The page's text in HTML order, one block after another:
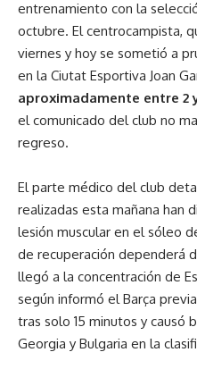
entrenamiento con la
octubre. El centrocampista,
viernes y hoy se sometió a
en la Ciutat Esportiva Joan
aproximadamente entre 2
el comunicado del club no
regreso.
El parte médico del club
realizadas esta mañana han
lesión muscular en el sóleo
de recuperación dependerá
llegó a la concentración de
según informó el Barça
tras solo 15 minutos y causó
Georgia y Bulgaria en la